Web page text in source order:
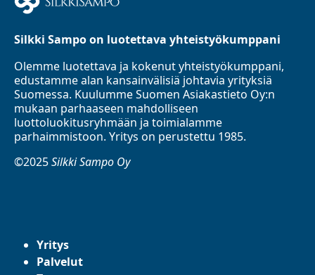
Silkki Sampo on luotettava yhteistyökumppani
Olemme luotettava ja kokenut yhteistyökumppani,
edustamme alan kansainvälisiä johtavia yrityksiä
Suomessa. Kuulumme Suomen Asiakastieto Oy:n
mukaan parhaaseen mahdolliseen
luottoluokitusryhmään ja toimialamme
parhaimmistoon. Yritys on perustettu 1985.
©2025Silkki Sampo Oy
Yritys
Palvelut